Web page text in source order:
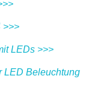
>>>
LEDs >>>
LED Beleuchtung